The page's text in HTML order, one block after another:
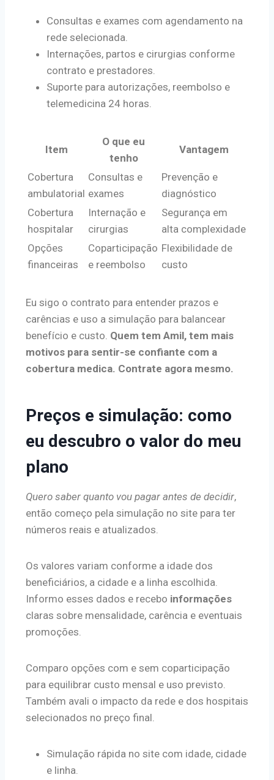
Consultas e exames com agendamento na
rede selecionada.
Internações, partos e cirurgias conforme
contrato e prestadores.
Suporte para autorizações, reembolso e
telemedicina 24 horas.
Item
O que eu
tenho
Vantagem
Cobertura
ambulatorial
Consultas e
exames
Prevenção e
diagnóstico
Cobertura
hospitalar
Internação e
cirurgias
Segurança em
alta complexidade
Opções
financeiras
Coparticipação
e reembolso
Flexibilidade de
custo
Eu sigo o contrato para entender prazos e
carências e uso a simulação para balancear
benefício e custo. Quem tem Amil, tem mais
motivos para sentir-se confiante com a
cobertura medica. Contrate agora mesmo.
Preços e simulação: como
eu descubro o valor do meu
plano
Quero saber quanto vou pagar antes de decidir,
então começo pela simulação no site para ter
números reais e atualizados.
Os valores variam conforme a idade dos
beneficiários, a cidade e a linha escolhida.
Informo esses dados e recebo informações
claras sobre mensalidade, carência e eventuais
promoções.
Comparo opções com e sem coparticipação
para equilibrar custo mensal e uso previsto.
Também avali o impacto da rede e dos hospitais
selecionados no preço final.
Simulação rápida no site com idade, cidade
e linha.